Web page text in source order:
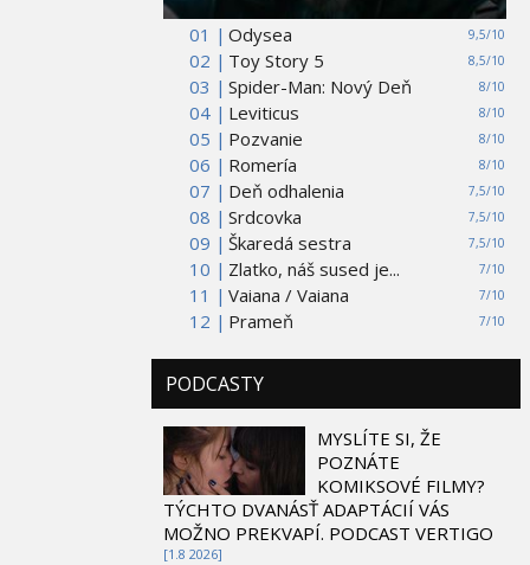
01 | 9,5/10
Odysea
02 |
8,5/10
Toy Story 5
03 |
8/10
Spider-Man: Nový Deň
04 |
8/10
Leviticus
05 |
8/10
Pozvanie
06 |
8/10
Romería
07 |
7,5/10
Deň odhalenia
08 |
7,5/10
Srdcovka
09 |
7,5/10
Škaredá sestra
10 |
7/10
Zlatko, náš sused je...
11 |
7/10
Vaiana / Vaiana
12 |
7/10
Prameň
PODCASTY
MYSLÍTE SI, ŽE
POZNÁTE
KOMIKSOVÉ FILMY?
TÝCHTO DVANÁSŤ ADAPTÁCIÍ VÁS
MOŽNO PREKVAPÍ. PODCAST VERTIGO
[1.8 2026]